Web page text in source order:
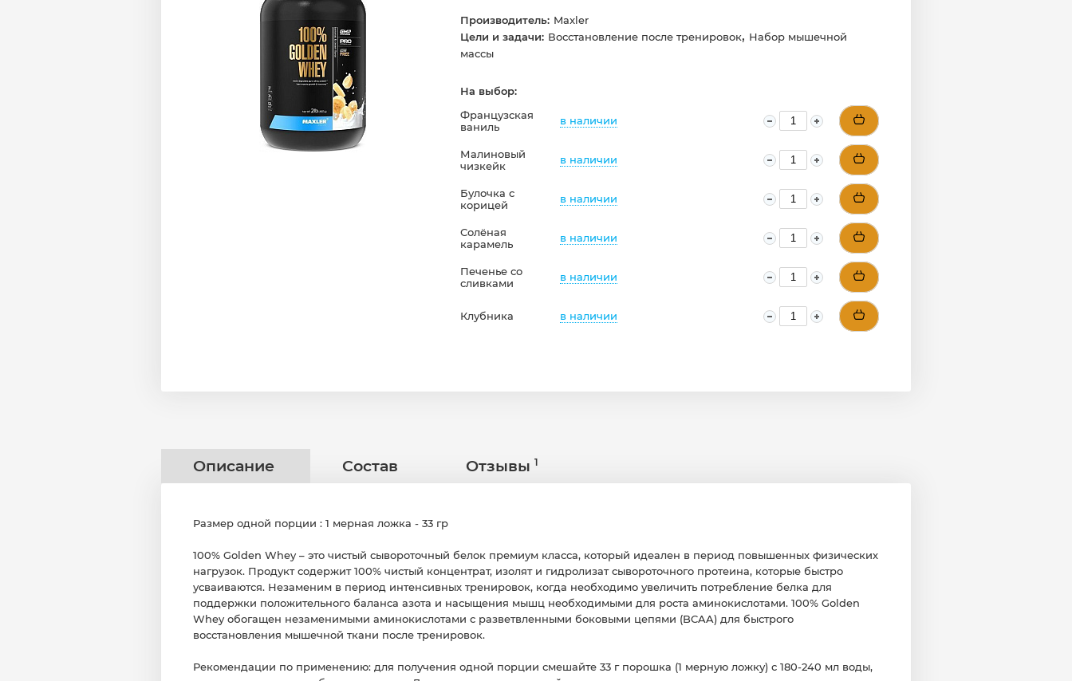
Производитель: Maxler
Цели и задачи: Восстановление после тренировок, Набор мышечной
массы
На выбор:
Французская
ваниль
в наличии
Малиновый
чизкейк
в наличии
Булочка с
корицей
в наличии
Солёная
карамель
в наличии
Печенье со
сливками
в наличии
Клубника в наличии
Описание Состав Отзывы
Размер одной порции : 1 мерная ложка - 33 гр
100% Golden Whey – это чистый сывороточный белок премиум класса, который идеален в период повышенных физических
нагрузок. Продукт содержит 100% чистый концентрат, изолят и гидролизат сывороточного протеина, которые быстро
усваиваются. Незаменим в период интенсивных тренировок, когда необходимо увеличить потребление белка для
поддержки положительного баланса азота и насыщения мышц необходимыми для роста аминокислотами. 100% Golden
Whey обогащен незаменимыми аминокислотами с разветвленными боковыми цепями (BCAA) для быстрого
восстановления мышечной ткани после тренировок.
Рекомендации по применению: для получения одной порции смешайте 33 г порошка (1 мерную ложку) с 180-240 мл воды,